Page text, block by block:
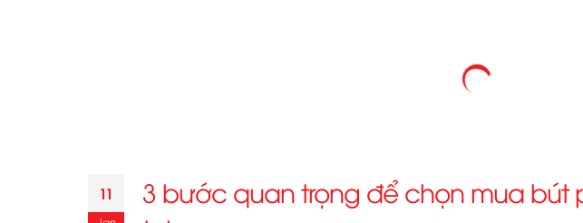
11
3 bước quan trọng để chọn mua bút